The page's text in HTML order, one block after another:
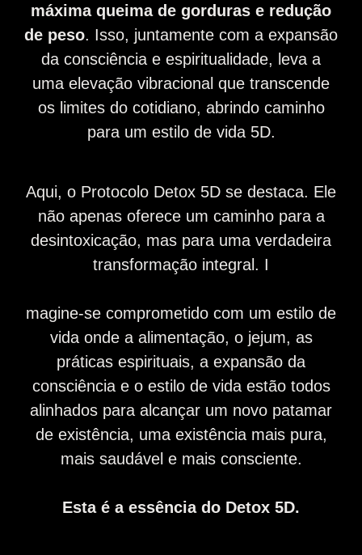
máxima queima de gorduras e redução
de peso. Isso, juntamente com a expansão
da consciência e espiritualidade, leva a
uma elevação vibracional que transcende
os limites do cotidiano, abrindo caminho
para um estilo de vida 5D.
Aqui, o Protocolo Detox 5D se destaca. Ele
não apenas oferece um caminho para a
desintoxicação, mas para uma verdadeira
transformação integral. I
magine-se comprometido com um estilo de
vida onde a alimentação, o jejum, as
práticas espirituais, a expansão da
consciência e o estilo de vida estão todos
alinhados para alcançar um novo patamar
de existência, uma existência mais pura,
mais saudável e mais consciente.
Esta é a essência do Detox 5D.